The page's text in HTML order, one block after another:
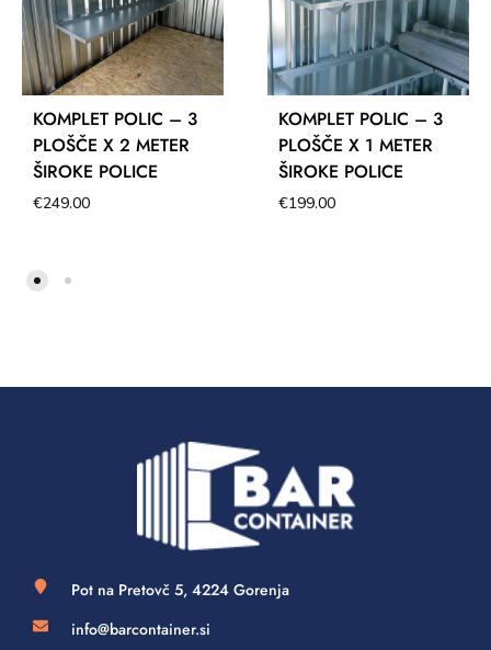
KOMPLET POLIC – 3
PLOŠČE X 2 METER
ŠIROKE POLICE
€249.00
KOMPLET POLIC – 3
PLOŠČE X 1 METER
ŠIROKE POLICE
€199.00
Pot na Pretovč 5, 4224 Gorenja
info@barcontainer.si